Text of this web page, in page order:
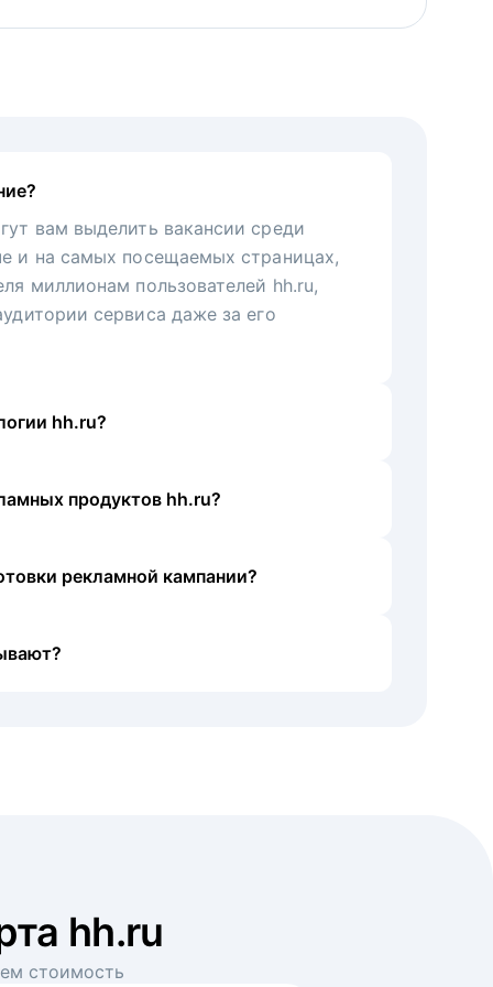
вам выделить вакансии среди
и на самых посещаемых страницах,
миллионам пользователей hh.ru,
сервиса даже за его
hh.ru?
продуктов hh.ru?
рекламной кампании?
hh.ru
стоимость